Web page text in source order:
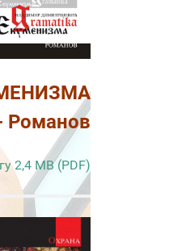
Романов
2,4 MB (PDF)